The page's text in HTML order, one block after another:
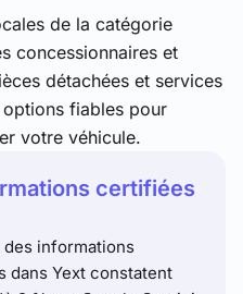
de la catégorie
concessionnaires et
détachées et services
fiables pour
votre véhicule.
certifiées
des informations
dans Yext constatent